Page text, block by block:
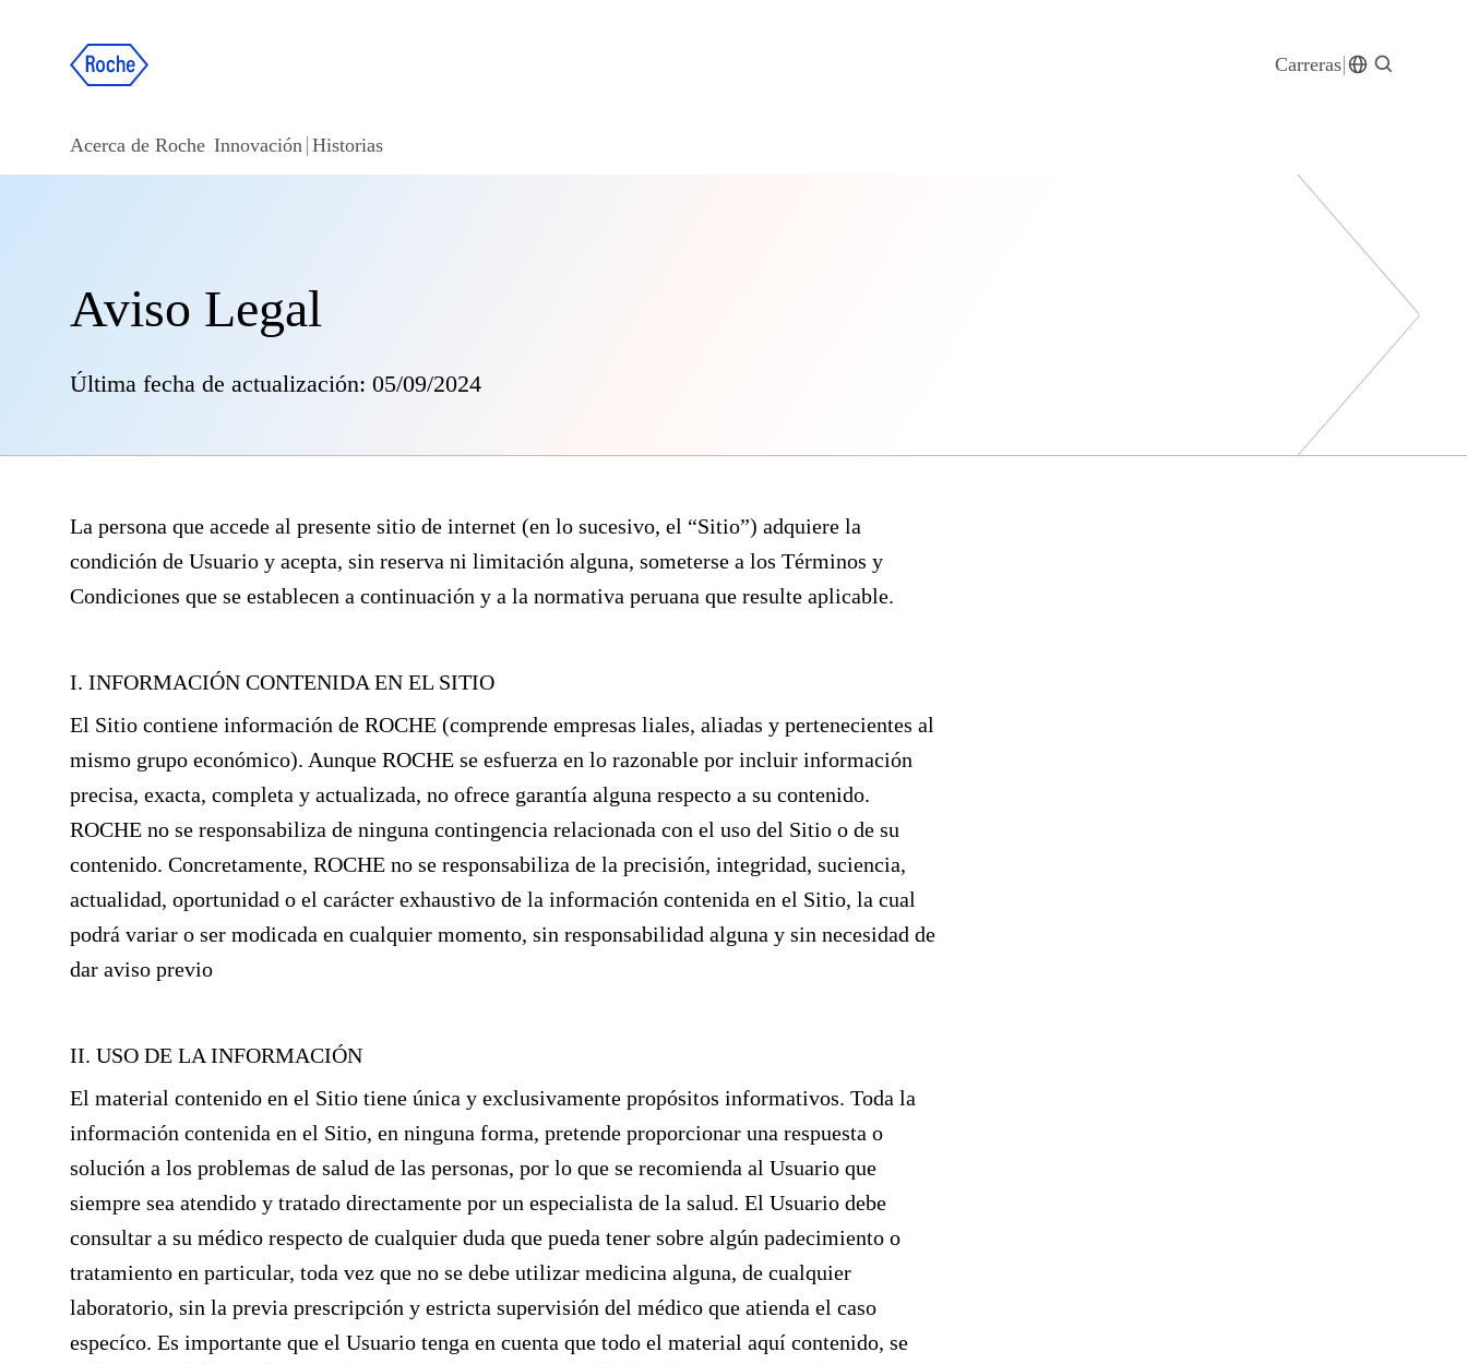
Carreras
Acerca de Roche Innovación Historias
Aviso Legal
Última fecha de actualización: 05/09/2024
La persona que accede al presente sitio de internet (en lo sucesivo, el “Sitio”) adquiere la
condición de Usuario y acepta, sin reserva ni limitación alguna, someterse a los Términos y
Condiciones que se establecen a continuación y a la normativa peruana que resulte aplicable.
I. INFORMACIÓN CONTENIDA EN EL SITIO
El Sitio contiene información de ROCHE (comprende empresas liales, aliadas y pertenecientes al
mismo grupo económico). Aunque ROCHE se esfuerza en lo razonable por incluir información
precisa, exacta, completa y actualizada, no ofrece garantía alguna respecto a su contenido.
ROCHE no se responsabiliza de ninguna contingencia relacionada con el uso del Sitio o de su
contenido. Concretamente, ROCHE no se responsabiliza de la precisión, integridad, suciencia,
actualidad, oportunidad o el carácter exhaustivo de la información contenida en el Sitio, la cual
podrá variar o ser modicada en cualquier momento, sin responsabilidad alguna y sin necesidad de
dar aviso previo
II. USO DE LA INFORMACIÓN
El material contenido en el Sitio tiene única y exclusivamente propósitos informativos. Toda la
información contenida en el Sitio, en ninguna forma, pretende proporcionar una respuesta o
solución a los problemas de salud de las personas, por lo que se recomienda al Usuario que
siempre sea atendido y tratado directamente por un especialista de la salud. El Usuario debe
consultar a su médico respecto de cualquier duda que pueda tener sobre algún padecimiento o
tratamiento en particular, toda vez que no se debe utilizar medicina alguna, de cualquier
laboratorio, sin la previa prescripción y estricta supervisión del médico que atienda el caso
especíco. Es importante que el Usuario tenga en cuenta que todo el material aquí contenido, se